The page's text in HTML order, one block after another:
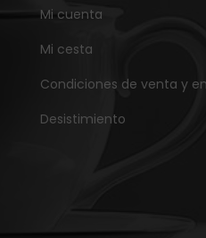
Mi cuenta
Mi cesta
Condiciones de venta y
Desistimiento